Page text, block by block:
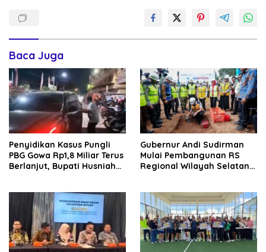
Baca Juga
Penyidikan Kasus Pungli
PBG Gowa Rp1,8 Miliar Terus
Berlanjut, Bupati Husniah
Gubernur Andi Sudirman
Mulai Pembangunan RS
Regional Wilayah Selatan